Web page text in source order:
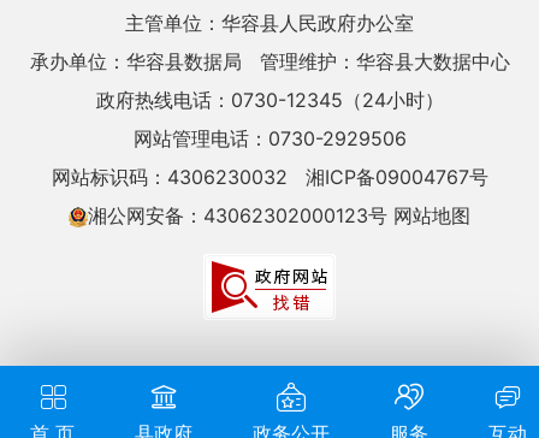
首 页 县政府 政务公开 服务 互动
主管单位：华容县人民政府办公室
承办单位：华容县数据局
管理维护：华容县大数据中心
政府热线电话：0730-12345（24小时）
网站管理电话：0730-2929506
网站标识码：4306230032
湘ICP备09004767号
湘公网安备：43062302000123号 网站地图